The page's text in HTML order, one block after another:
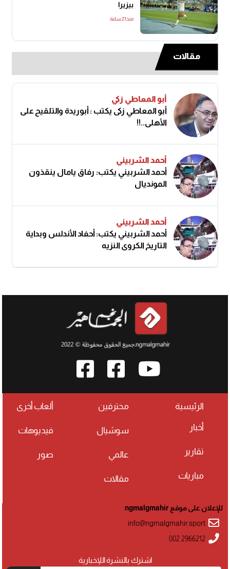
بيزيرا
منذ21 ساعة
مقالات
أبو المعاطي زكي
أبو المعاطي زكى يكتب : أبوريدة والتلقيح على
الأهلى..!!
أحمد الشربيني
أحمد الشربيني يكتب: رفاق يامال ينقذون
المونديال
أحمد الشربيني
أحمد الشربيني يكتب: أحفاد الأندلس وبداية
التاريخ الكروي النزيه
الرئيسية
أخبار
تقارير
مباريات
محترفين
سوشيال
عالمي
مقالات
ألعاب أخرى
فيديوهات
صور
اشترك بالنشرة اللإخبارية
للإعلان على موقع ngmalgmahir
info@ngmalgmahir.sport
002 2966212